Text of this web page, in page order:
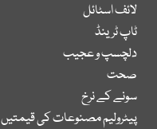
لائف اسٹائل
ٹاپ ٹرینڈ
دلچسپ و عجیب
صحت
سونے کے نرخ
پیٹرولیم مصنوعات کی قیمتیں